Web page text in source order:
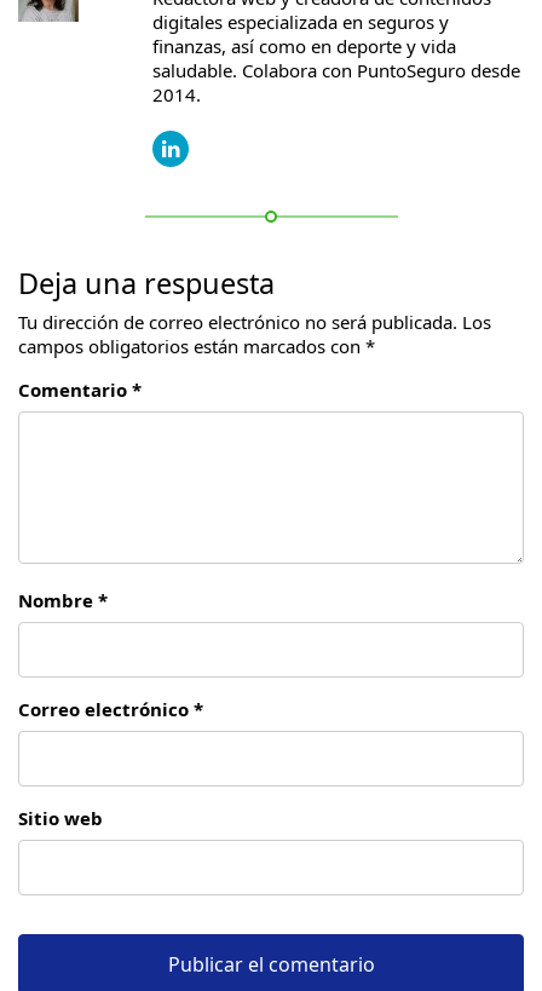
digitales especializada en seguros y
finanzas, así como en deporte y vida
saludable. Colabora con PuntoSeguro desde
2014.
Deja una respuesta
Tu dirección de correo electrónico no será publicada. Los
campos obligatorios están marcados con *
Comentario *
Nombre *
Correo electrónico *
Sitio web